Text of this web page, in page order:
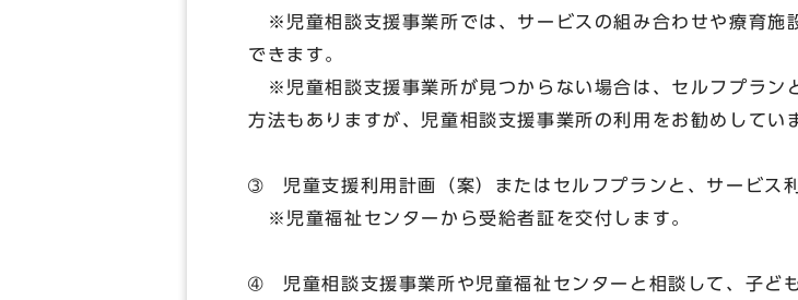
※児童相談支援事業所では、サービスの組み合わせや療育施
できます。
※児童相談支援事業所が見つからない場合は、セルフプラン
方法もありますが、児童相談支援事業所の利用をお勧めしてい
➂ 児童支援利用計画（案）またはセルフプランと、サービス
※児童福祉センターから受給者証を交付します。
➃ 児童相談支援事業所や児童福祉センターと相談して、子ど